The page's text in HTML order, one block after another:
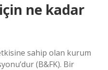
ne kadar
sahip olan kurum
(B&FK). Bir